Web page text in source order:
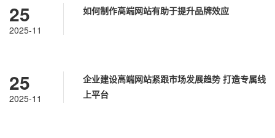
25
2025-11
如何制作高端网站有助于提升品牌效应
25
2025-11
企业建设高端网站紧跟市场发展趋势 打造专属线
上平台